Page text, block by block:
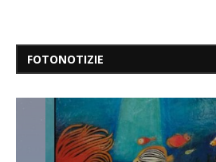
FOTONOTIZIE